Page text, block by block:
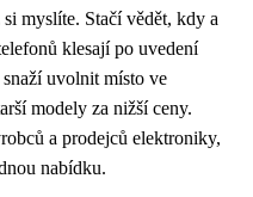
si myslíte. Stačí vědět, kdy a
klesají po uvedení
uvolnit místo ve
modely za nižší ceny.
a prodejců elektroniky,
nabídku.